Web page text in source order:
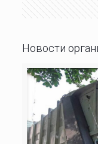
Новости